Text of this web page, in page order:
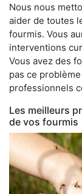
Nous nous
aider de toutes
fourmis. Vous
interventions
Vous avez des
pas ce
professionnels
Les meilleurs
de vos fourmis